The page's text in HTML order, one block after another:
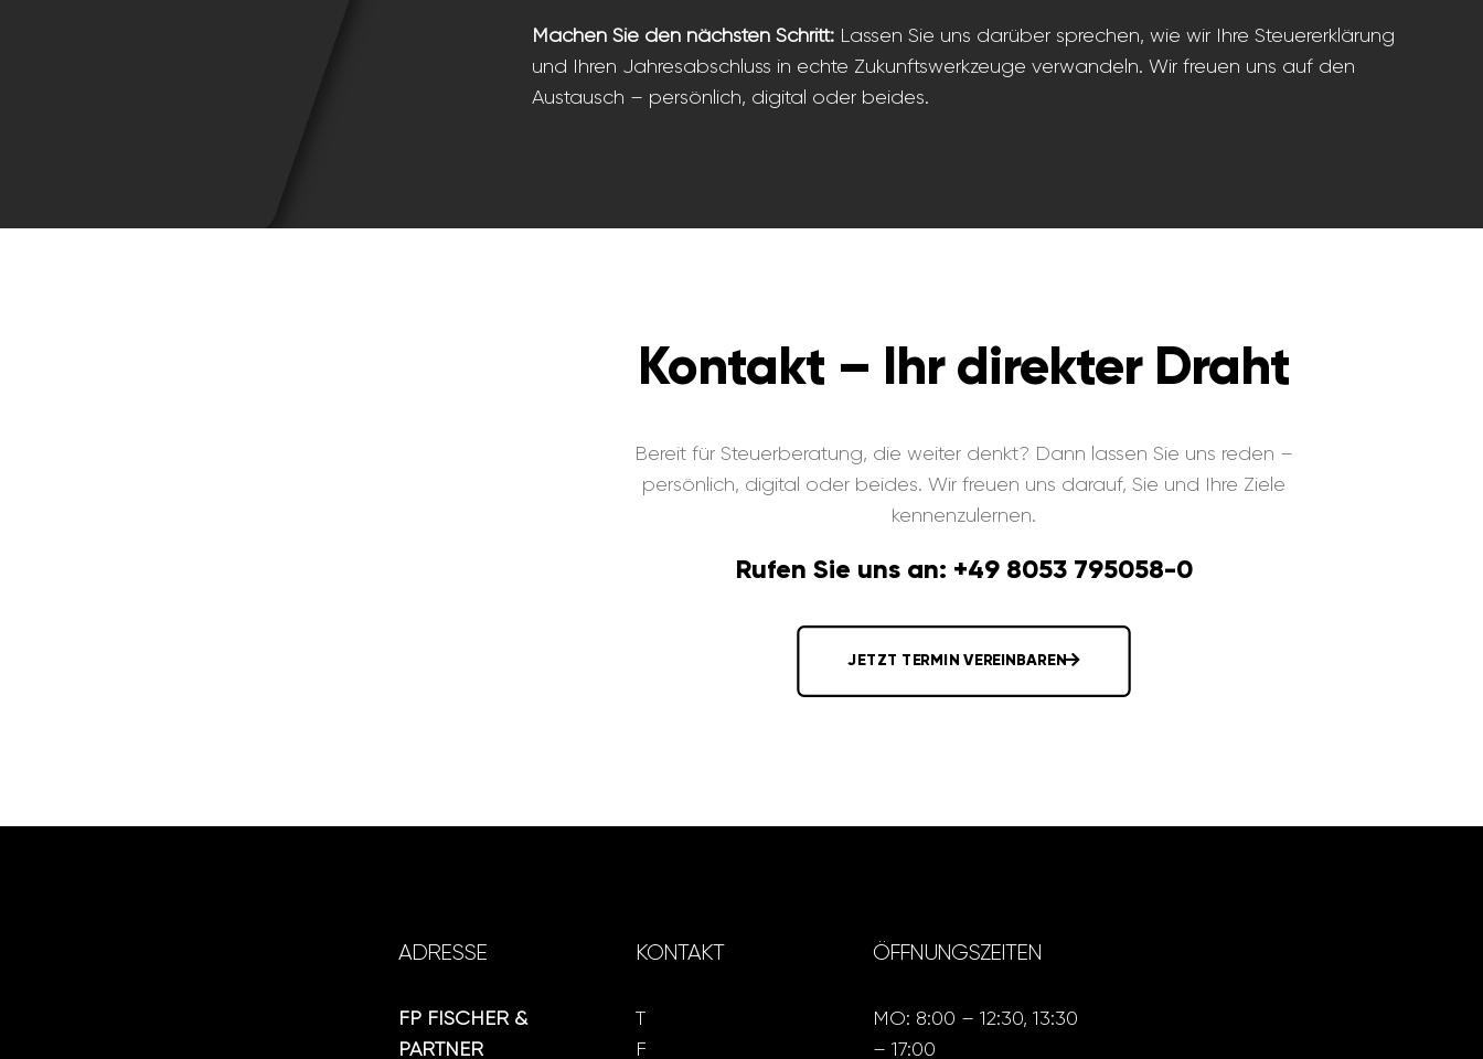
Machen Sie den nächsten Schritt: Lassen Sie uns darüber sprechen, wie wir Ihre Steuererklärung
und Ihren Jahresabschluss in echte Zukunftswerkzeuge verwandeln. Wir freuen uns auf den
Austausch – persönlich, digital oder beides.
Kontakt – Ihr direkter Draht
Bereit für Steuerberatung, die weiter denkt? Dann lassen Sie uns reden –
persönlich, digital oder beides. Wir freuen uns darauf, Sie und Ihre Ziele
kennenzulernen.
Rufen Sie uns an: +49 8053 795058-0
JETZT TERMIN VEREINBAREN
ADRESSE
FP FISCHER &
PARTNER
KONTAKT
T
F
ÖFFNUNGSZEITEN
MO: 8:00 – 12:30, 13:30
– 17:00